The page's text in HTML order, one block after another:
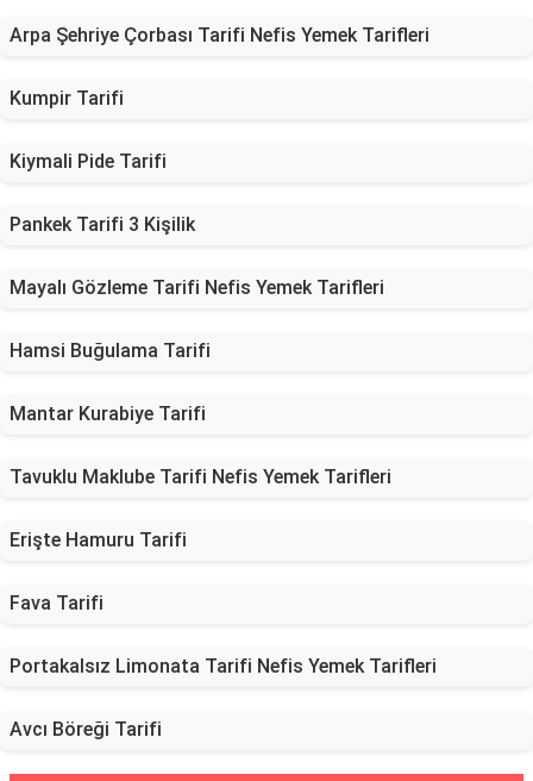
Arpa Şehriye Çorbası Tarifi Nefis Yemek Tarifleri
Kumpir Tarifi
Kiymali Pide Tarifi
Pankek Tarifi 3 Kişilik
Mayalı Gözleme Tarifi Nefis Yemek Tarifleri
Hamsi Buğulama Tarifi
Mantar Kurabiye Tarifi
Tavuklu Maklube Tarifi Nefis Yemek Tarifleri
Erişte Hamuru Tarifi
Fava Tarifi
Portakalsız Limonata Tarifi Nefis Yemek Tarifleri
Avcı Böreği Tarifi